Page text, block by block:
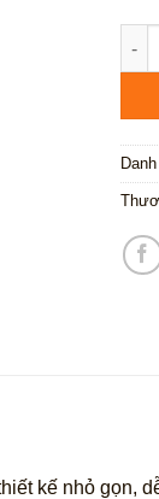
kế nhỏ gọn,